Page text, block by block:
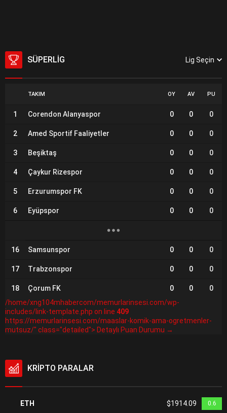
SÜPERLIG Lig Seçin
TAKIM OY AV PU
1 Corendon Alanyaspor 0 0 0
2 Amed Sportif Faaliyetler 0 0 0
3 Beşiktaş 0 0 0
4 Çaykur Rizespor 0 0 0
5 Erzurumspor FK 0 0 0
6 Eyüpspor 0 0 0
16 Samsunspor 0 0 0
17 Trabzonspor 0 0 0
18 Çorum FK 0 0
0
/home/xng104mhabercom/memurlarinsesi.com/wp-
includes/link-template.php on line 409
https://memurlarinsesi.com/maaslar-komik-ama-ogretmenler-
mutsuz/" class="detailed"> Detaylı Puan Durumu →
KRİPTO PARALAR
ETH $1914.09 0.6